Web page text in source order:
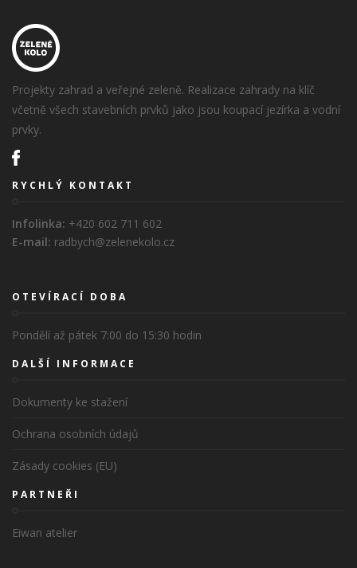
Projekty zahrad a veřejné zeleně. Realizace zahrady na klíč
včetně všech stavebních prvků jako jsou koupací jezírka a vodní
prvky.
RYCHLÝ KONTAKT
Infolinka: +420 602 711 602
E-mail: radbych@zelenekolo.cz
OTEVÍRACÍ DOBA
Pondělí až pátek 7:00 do 15:30 hodin
DALŠÍ INFORMACE
Dokumenty ke stažení
Ochrana osobních údajů
Zásady cookies (EU)
PARTNEŘI
Eiwan atelier